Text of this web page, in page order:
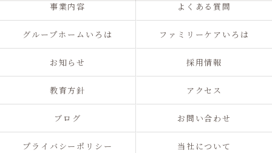
事業内容 よくある質問
グループホームいろは ファミリーケアいろは
お知らせ 採用情報
教育方針 アクセス
ブログ お問い合わせ
プライバシーポリシー 当社について